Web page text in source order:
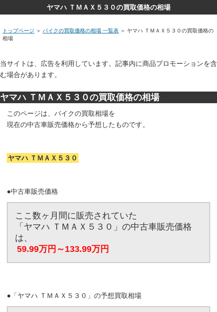
ヤマハ ＴＭＡＸ５３０の買取価格の相場
トップページ ＞ バイクの買取価格の相場 一覧表 ＞ ヤマハ ＴＭＡＸ５３０の買取価格の
相場
当サイトは、広告を利用しています。記事内に商品プロモーションを含
む場合があります。
ヤマハ ＴＭＡＸ５３０の買取価格の相場
このページは、バイクの買取相場を
現在の中古車販売価格から予想したものです。
ヤマハ ＴＭＡＸ５３０
●中古車販売価格
ここ数ヶ月間に販売されていた
「ヤマハ ＴＭＡＸ５３０」の中古車販売価格
は、
59.99万円～133.99万円
●「ヤマハ ＴＭＡＸ５３０」の予想買取相場